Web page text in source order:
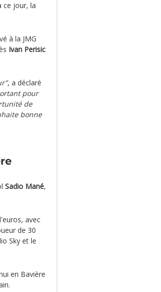
ce jour, la
à la JMG
Ivan Perisic
, a déclaré
pour
de
bonne
Sadio Mané,
avec
de 30
Sky et le
en Bavière